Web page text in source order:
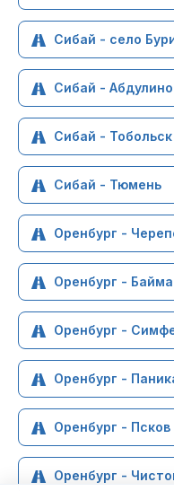
Сибай - село
Сибай - Абдулино
Сибай - Тобольск
Сибай - Тюмень
Оренбург -
Оренбург -
Оренбург -
Оренбург -
Оренбург - Псков
Оренбург -